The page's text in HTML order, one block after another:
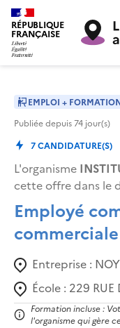
RÉPUBLIQUE
FRANÇAISE
EMPLOI +
Publiée depuis74 jour(s)
7CANDIDATURE(S)
L'organisme
cette offre dans le
Employé
Entreprise :
École : 229 RUE
Formation incluse :
l'organisme qui gère